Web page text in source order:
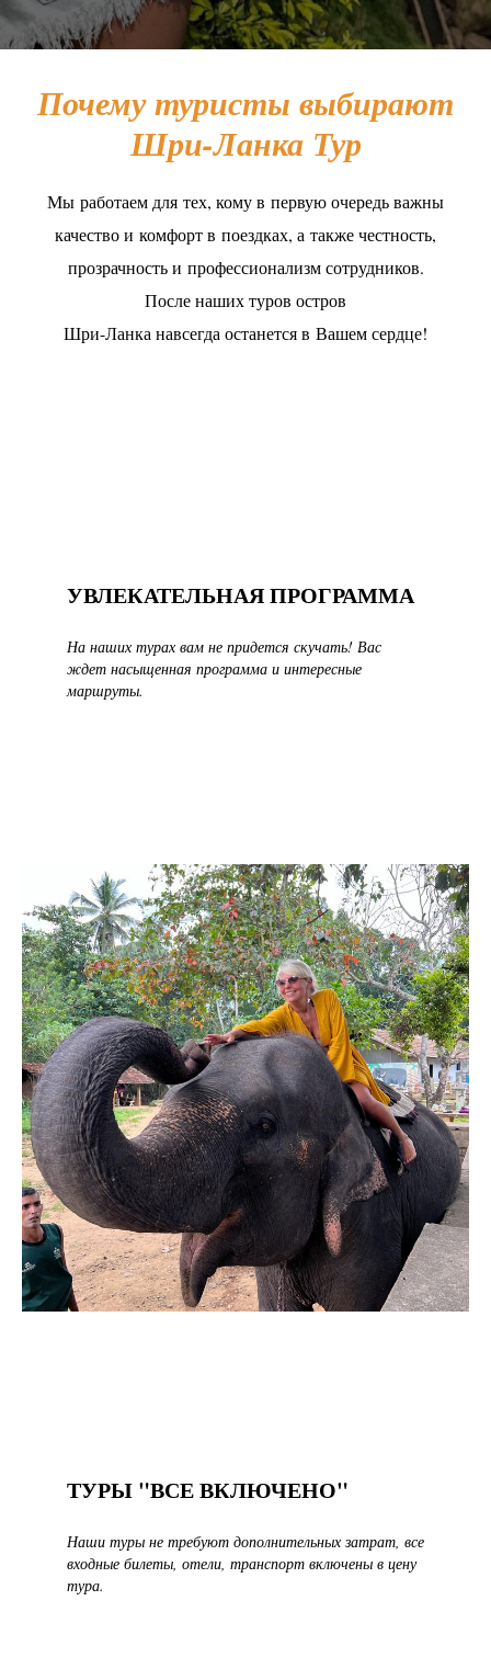
Почему туристы выбирают
Шри-Ланка Тур
Мы работаем для тех, кому в первую очередь важны
качество и комфорт в поездках, а также честность,
прозрачность и профессионализм сотрудников.
После наших туров остров
Шри-Ланка навсегда останется в Вашем сердце!
УВЛЕКАТЕЛЬНАЯ ПРОГРАММА
На наших турах вам не придется скучать! Вас
ждет насыщенная программа и интересные
маршруты.
ТУРЫ "ВСЕ ВКЛЮЧЕНО"
Наши туры не требуют дополнительных затрат, все
входные билеты, отели, транспорт включены в цену
тура.